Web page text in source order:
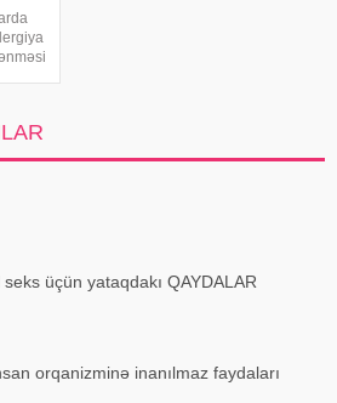
və
üçün yataqdakı QAYDALAR
orqanizminə inanılmaz faydaları